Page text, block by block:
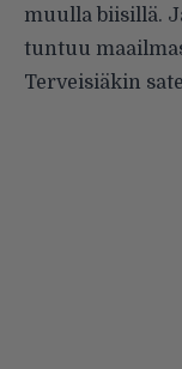
muulla biisillä.
tuntuu
Terveisiäkin